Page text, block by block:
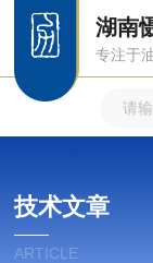
湖南
专注于
技术文章
ARTICLE